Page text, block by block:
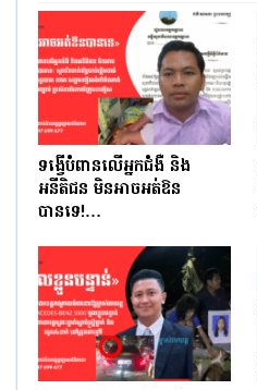
ទង្វើបំពានលើអ្នកជំងឺ និង
អនីតិជន មិនអាចអត់ឱន
បានទេ!…